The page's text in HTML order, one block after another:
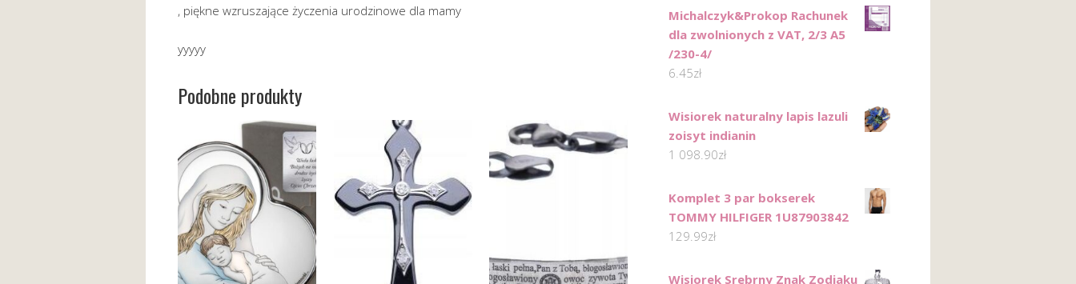
, piękne wzruszające życzenia urodzinowe dla mamy
yyyyy
Podobne produkty
Michalczyk&Prokop Rachunek
dla zwolnionych z VAT, 2/3 A5
/230-4/
6.45zł
Wisiorek naturalny lapis lazuli
zoisyt indianin
1 098.90zł
Komplet 3 par bokserek
TOMMY HILFIGER 1U87903842
129.99zł
Wisiorek Srebrny Znak Zodiaku